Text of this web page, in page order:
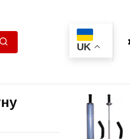
UK